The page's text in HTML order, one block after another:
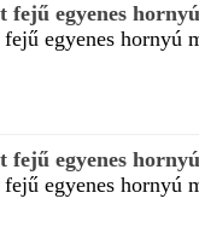
fejű egyenes
egyenes hornyú
fejű egyenes
egyenes hornyú